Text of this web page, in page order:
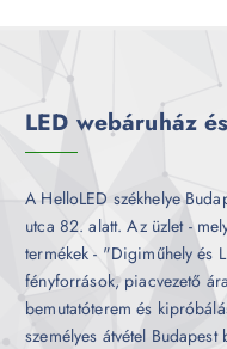
LED webáruház
A HelloLED székhelye
utca 82. alatt. Az üzlet -
termékek - "Digiműhely és
fényforrások, piacvezető
bemutatóterem és
személyes átvétel Budapest